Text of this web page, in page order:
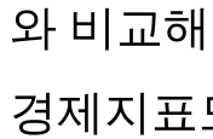
와 비교
경제지